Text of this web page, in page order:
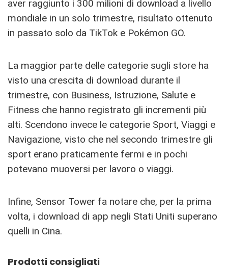
aver raggiunto i 300 milioni di download a livello
mondiale in un solo trimestre, risultato ottenuto
in passato solo da TikTok e Pokémon GO.
La maggior parte delle categorie sugli store ha
visto una crescita di download durante il
trimestre, con Business, Istruzione, Salute e
Fitness che hanno registrato gli incrementi più
alti. Scendono invece le categorie Sport, Viaggi e
Navigazione, visto che nel secondo trimestre gli
sport erano praticamente fermi e in pochi
potevano muoversi per lavoro o viaggi.
Infine, Sensor Tower fa notare che, per la prima
volta, i download di app negli Stati Uniti superano
quelli in Cina.
Prodotti consigliati